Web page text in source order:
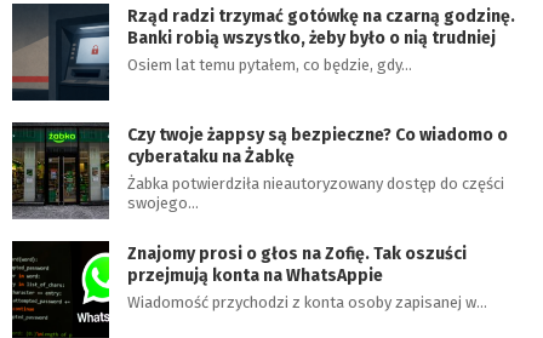
Rząd radzi trzymać gotówkę na czarną godzinę.
Banki robią wszystko, żeby było o nią trudniej
Osiem lat temu pytałem, co będzie, gdy…
Czy twoje żappsy są bezpieczne? Co wiadomo o
cyberataku na Żabkę
Żabka potwierdziła nieautoryzowany dostęp do części
swojego…
Znajomy prosi o głos na Zofię. Tak oszuści
przejmują konta na WhatsAppie
Wiadomość przychodzi z konta osoby zapisanej w…